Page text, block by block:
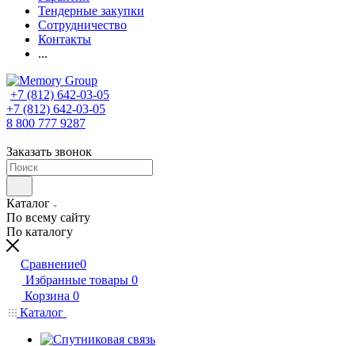
Тендерные закупки
Сотрудничество
Контакты
...
+7 (812) 642-03-05
+7 (812) 642-03-05
8 800 777 9287
Заказать звонок
Каталог
По всему сайту
По каталогу
Сравнение0
Избранные товары 0
Корзина 0
Каталог